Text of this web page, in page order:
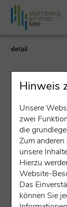
detail
über NN)
LNWW
Hinweis
Unsere
zwei
die
Zum
unsere
Hierzu
Website-
Das
können Sie